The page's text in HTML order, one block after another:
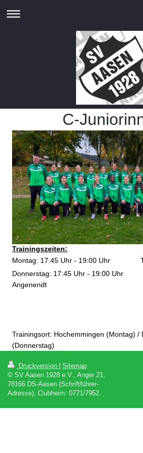
C-
Trainingszeiten:
Montag: 17:45 Uhr - 19:00 Uhr
Donnerstag: 17:45 Uhr - 19:00 Uhr
Angenendt
Trainingsort: Hochemmingen (Montag) /
(Donnerstag)
Druckversion
Sitemap
© SV Aasen 1928 e.V., Anger 21,
78166 DS-Aasen (Schriftführer-
Adresse), Clubheim: 0771/7952.